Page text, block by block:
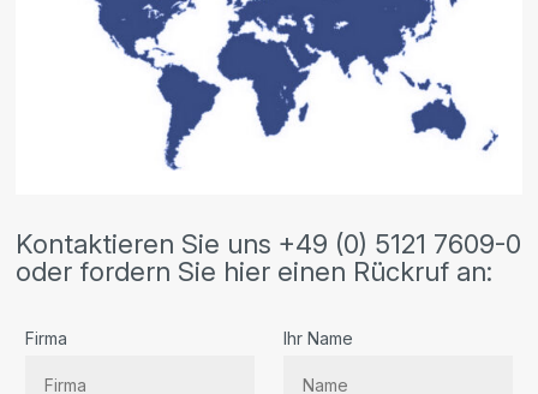
Kontaktieren Sie uns +49 (0) 5121 7609-0
oder fordern Sie hier einen Rückruf an:
Firma Ihr Name